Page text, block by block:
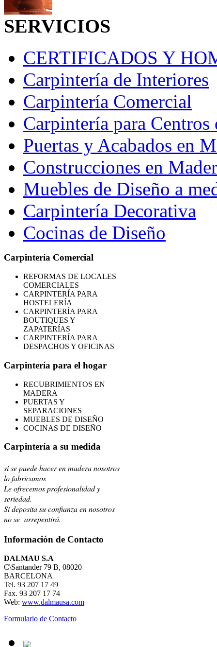
SERVICIOS
CERTIFICADOS Y
Carpintería de Interiores
Carpintería Comercial
Carpintería para
Puertas y Acabados en
Construcciones en
Muebles de Diseño a
Carpintería Decorativa
Cocinas de Diseño
Carpintería Comercial
REFORMAS DE LOCALES
COMERCIALES
CARPINTERÍA PARA
HOSTELERÍA
CARPINTERÍA PARA
BOUTIQUES Y
ZAPATERÍAS
CARPINTERÍA PARA
DESPACHOS Y OFICINAS
Carpintería para el hogar
RECUBRIMIENTOS EN
MADERA
PUERTAS Y
SEPARACIONES
MUEBLES DE DISEÑO
COCINAS DE DISEÑO
Carpintería a su medida
si se puede hacer en madera nosotros
lo fabricamos
Le ofrecemos profesionalidad y
seriedad.
Si deposita su confianza en nosotros
no se arrepentirá.
Información de Contacto
DALMAU S.A
C\Santander 79 B, 08020
BARCELONA
Tel. 93 207 17 49
Fax. 93 207 17 74
Web: www.dalmausa.com
Formulario de Contacto